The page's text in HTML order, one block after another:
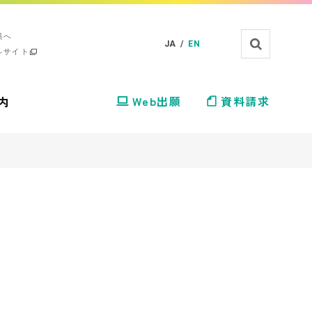
イト
JA / EN
Web出願 資料請求